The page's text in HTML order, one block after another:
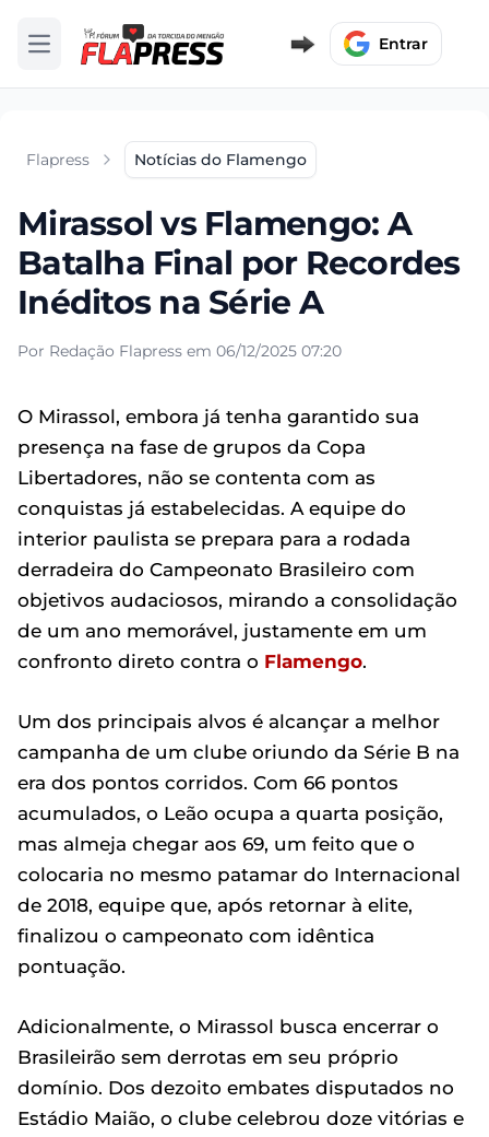
Abrir menu Entrar
Flapress Notícias do Flamengo
Mirassol vs Flamengo: A
Batalha Final por Recordes
Inéditos na Série A
Por Redação Flapress em 06/12/2025 07:20
O Mirassol, embora já tenha garantido sua
presença na fase de grupos da Copa
Libertadores, não se contenta com as
conquistas já estabelecidas. A equipe do
interior paulista se prepara para a rodada
derradeira do Campeonato Brasileiro com
objetivos audaciosos, mirando a consolidação
de um ano memorável, justamente em um
confronto direto contra o Flamengo.
Um dos principais alvos é alcançar a melhor
campanha de um clube oriundo da Série B na
era dos pontos corridos. Com 66 pontos
acumulados, o Leão ocupa a quarta posição,
mas almeja chegar aos 69, um feito que o
colocaria no mesmo patamar do Internacional
de 2018, equipe que, após retornar à elite,
finalizou o campeonato com idêntica
pontuação.
Adicionalmente, o Mirassol busca encerrar o
Brasileirão sem derrotas em seu próprio
domínio. Dos dezoito embates disputados no
Estádio Maião, o clube celebrou doze vitórias e